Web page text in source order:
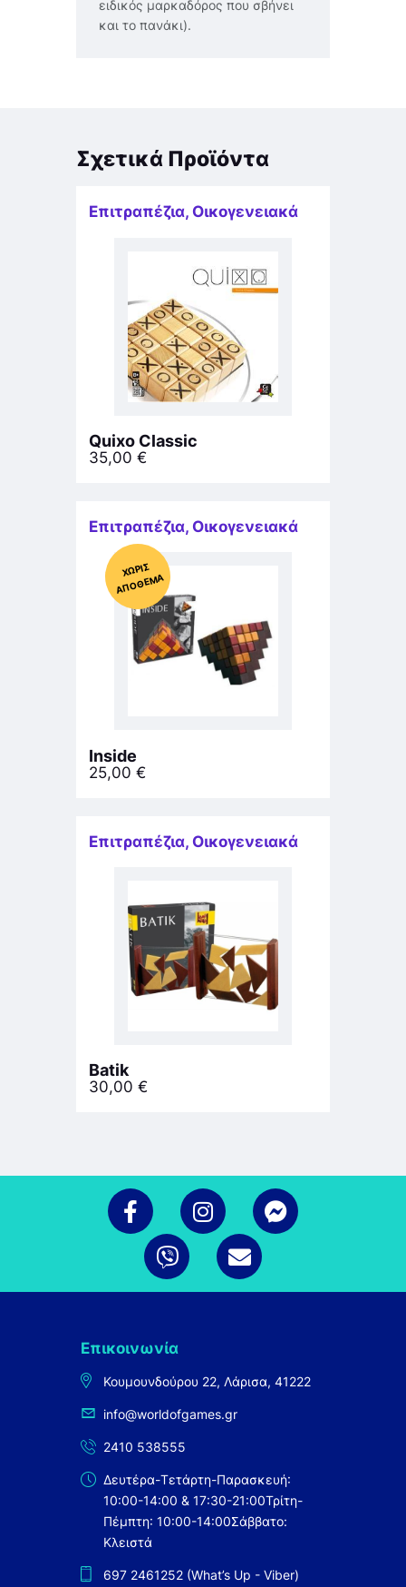
ειδικός μαρκαδόρος που σβήνει
και το πανάκι).
Σχετικά Προϊόντα
Επιτραπέζια, Οικογενειακά
Quixo Classic
35,00 €
Επιτραπέζια, Οικογενειακά
Χ
ΩΡΊΣ
Α
Π
Ό
ΘΕ
ΜΑ
Inside
25,00 €
Επιτραπέζια, Οικογενειακά
Batik
30,00 €
Επικοινωνία
Κουμουνδούρου 22, Λάρισα, 41222
info@worldofgames.gr
2410 538555
Δευτέρα-Τετάρτη-Παρασκευή:
10:00-14:00 & 17:30-21:00Τρίτη-
Πέμπτη: 10:00-14:00Σάββατο:
Κλειστά
697 2461252 (What’s Up - Viber)